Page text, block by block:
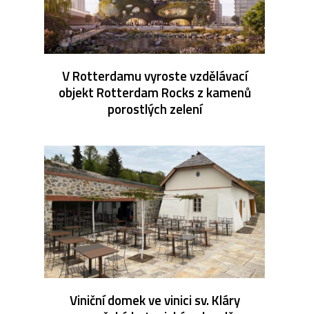
V Rotterdamu vyroste vzdělávací
objekt Rotterdam Rocks z kamenů
porostlých zelení
Viniční domek ve vinici sv. Kláry